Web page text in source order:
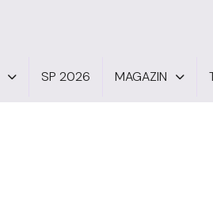
SP 2026 MAGAZIN